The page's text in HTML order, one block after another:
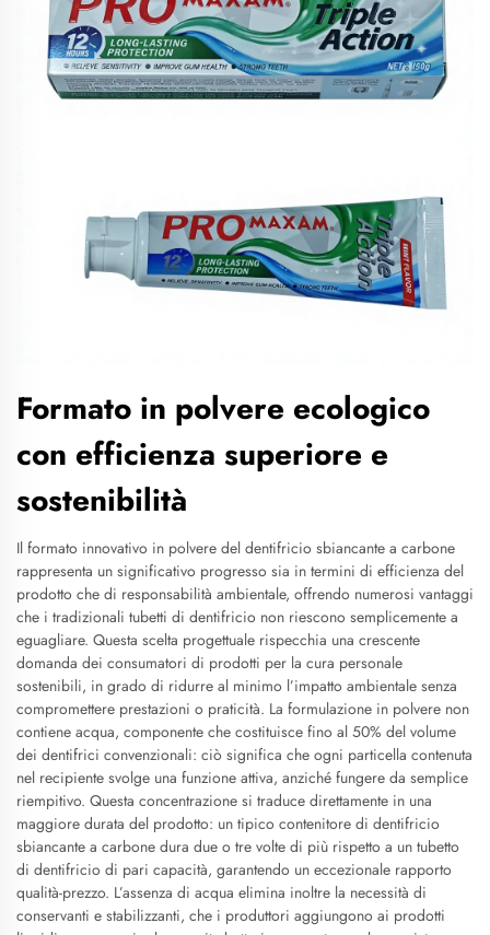
Formato in polvere ecologico
con efficienza superiore e
sostenibilità
Il formato innovativo in polvere del dentifricio sbiancante a carbone
rappresenta un significativo progresso sia in termini di efficienza del
prodotto che di responsabilità ambientale, offrendo numerosi vantaggi
che i tradizionali tubetti di dentifricio non riescono semplicemente a
eguagliare. Questa scelta progettuale rispecchia una crescente
domanda dei consumatori di prodotti per la cura personale
sostenibili, in grado di ridurre al minimo l’impatto ambientale senza
compromettere prestazioni o praticità. La formulazione in polvere non
contiene acqua, componente che costituisce fino al 50% del volume
dei dentifrici convenzionali: ciò significa che ogni particella contenuta
nel recipiente svolge una funzione attiva, anziché fungere da semplice
riempitivo. Questa concentrazione si traduce direttamente in una
maggiore durata del prodotto: un tipico contenitore di dentifricio
sbiancante a carbone dura due o tre volte di più rispetto a un tubetto
di dentifricio di pari capacità, garantendo un eccezionale rapporto
qualità-prezzo. L’assenza di acqua elimina inoltre la necessità di
conservanti e stabilizzanti, che i produttori aggiungono ai prodotti